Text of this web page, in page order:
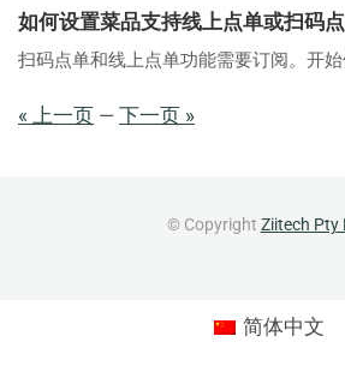
如何设置菜品支持线上点单或扫码
扫码点单和线上点单功能需要订阅。开
« 上一页 — 下一页 »
© Copyright Ziitech Pty
简体中文